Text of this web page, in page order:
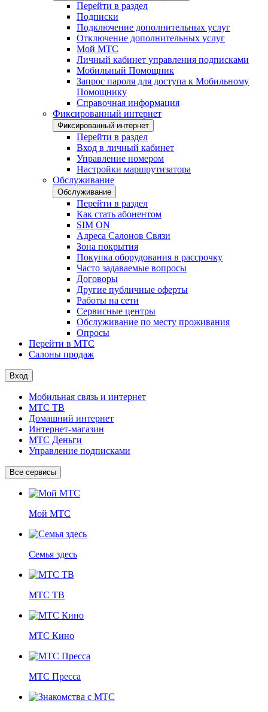
Перейти в раздел
Подписки
Подключение дополнительных услуг
Отключение дополнительных услуг
Мой МТС
Личный кабинет управления подписками
Мобильный Помощник
Запрос пароля для доступа к Мобильному
Помощнику
Справочная информация
Фиксированный интернет
Фиксированный интернет
Перейти в раздел
Вход в личный кабинет
Управление номером
Настройки маршрутизатора
Обслуживание
Обслуживание
Перейти в раздел
Как стать абонентом
SIM ON
Адреса Салонов Связи
Зона покрытия
Покупка оборудования в рассрочку
Часто задаваемые вопросы
Договоры
Другие публичные оферты
Работы на сети
Сервисные центры
Обслуживание по месту проживания
Опросы
Перейти в МТС
Салоны продаж
Вход
Мобильная связь и интернет
МТС ТВ
Домашний интернет
Интернет-магазин
МТС Деньги
Управление подписками
Все сервисы
Мой МТС
Семья здесь
МТС ТВ
МТС Кино
МТС Пресса